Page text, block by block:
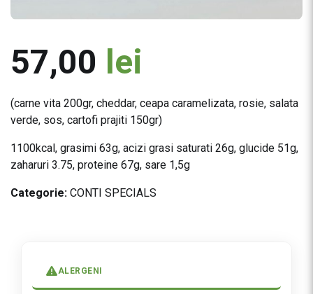
57,00 lei
(carne vita 200gr, cheddar, ceapa caramelizata, rosie, salata
verde, sos, cartofi prajiti 150gr)
1100kcal, grasimi 63g, acizi grasi saturati 26g, glucide 51g,
zaharuri 3.75, proteine 67g, sare 1,5g
Categorie: CONTI SPECIALS
ALERGENI